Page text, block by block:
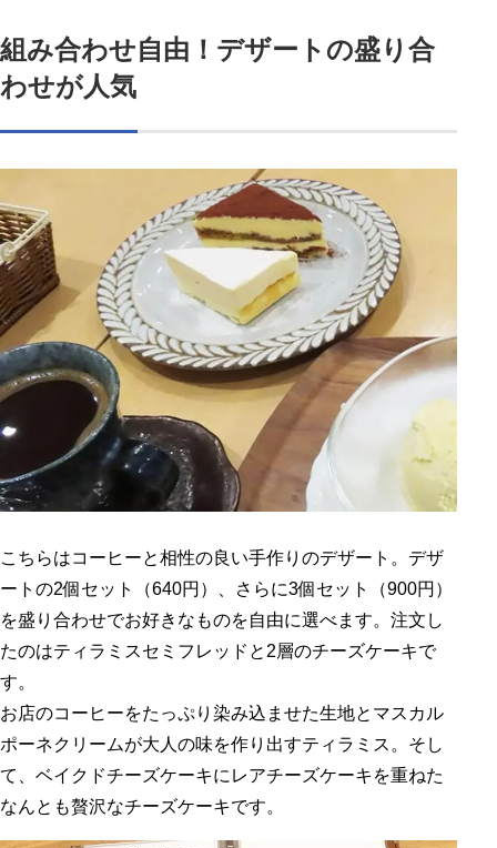
組み合わせ自由！デザートの盛り合
わせが人気
こちらはコーヒーと相性の良い手作りのデザート。デザ
ートの2個セット（640円）、さらに3個セット（900円）
を盛り合わせでお好きなものを自由に選べます。注文し
たのはティラミスセミフレッドと2層のチーズケーキで
す。
お店のコーヒーをたっぷり染み込ませた生地とマスカル
ポーネクリームが大人の味を作り出すティラミス。そし
て、ベイクドチーズケーキにレアチーズケーキを重ねた
なんとも贅沢なチーズケーキです。